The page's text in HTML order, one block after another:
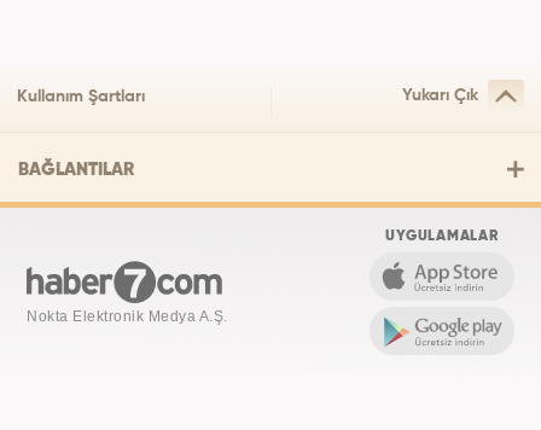
Kullanım Şartları Yukarı Çık
BAĞLANTILAR
Nokta Elektronik Medya A.Ş.
UYGULAMALAR